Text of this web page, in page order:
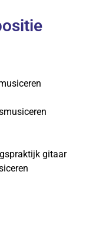
gitaar